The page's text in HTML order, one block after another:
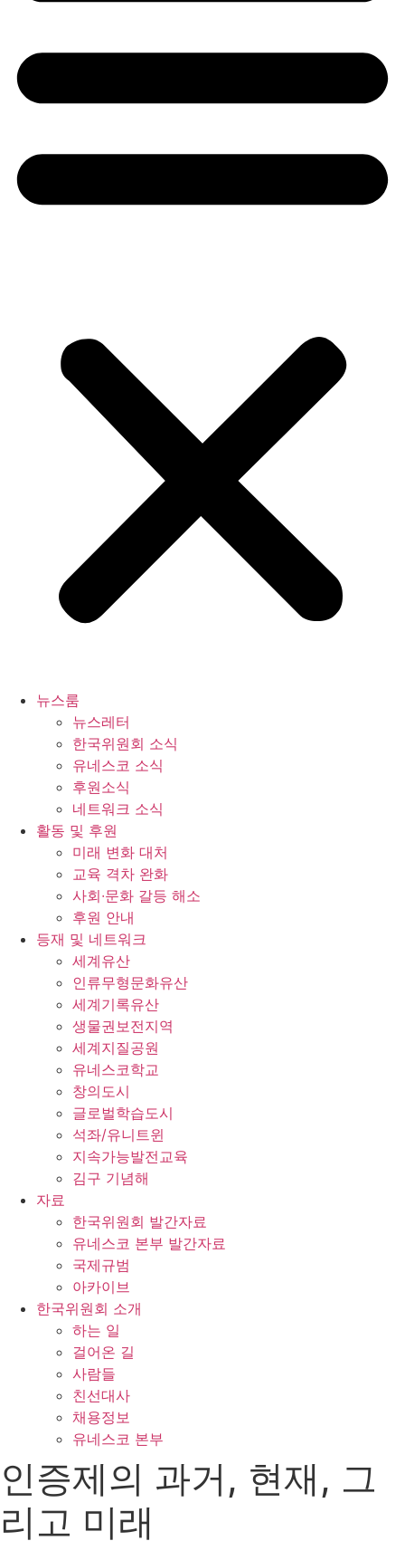
뉴스룸
뉴스레터
한국위원회 소식
유네스코 소식
후원소식
네트워크 소식
활동 및 후원
미래 변화 대처
교육 격차 완화
사회∙문화 갈등 해소
후원 안내
등재 및 네트워크
세계유산
인류무형문화유산
세계기록유산
생물권보전지역
세계지질공원
유네스코학교
창의도시
글로벌학습도시
석좌/유니트윈
지속가능발전교육
김구 기념해
자료
한국위원회 발간자료
유네스코 본부 발간자료
국제규범
아카이브
한국위원회 소개
하는 일
걸어온 길
사람들
친선대사
채용정보
유네스코 본부
인증제의 과거, 현재, 그
리고 미래